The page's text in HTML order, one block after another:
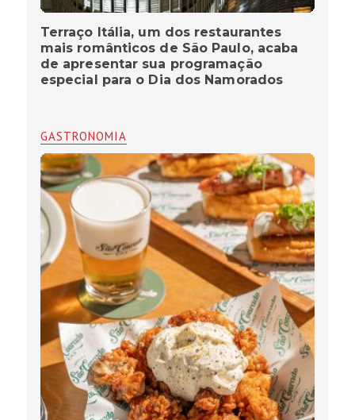
Terraço Itália, um dos restaurantes
mais românticos de São Paulo, acaba
de apresentar sua programação
especial para o Dia dos Namorados
GASTRONOMIA